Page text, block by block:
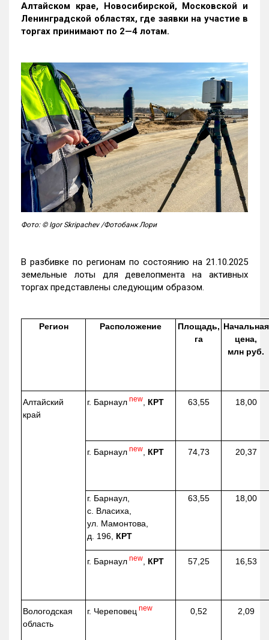
Алтайском крае, Новосибирской, Московской и
Ленинградской областях, где заявки на участие в
торгах принимают по 2—4 лотам.
Фото: © Igor Skripachev /Фотобанк Лори
В разбивке по регионам по состоянию на 21.10.2025
земельные лоты для девелопмента на активных
торгах представлены следующим образом.
Регион Расположение
Площадь,
га
Начальная
цена,
млн руб.
Алтайский
край
г. Барнаул new КРТ 63,55 18,00
г. Барнаул new КРТ 74,73 20,37
г. Барнаул,
с. Власиха,
ул. Мамонтова,
д. 196, КРТ
63,55 18,00
г. Барнаул new КРТ 57,25 16,53
Вологодская
область
г. Череповец new 0,52 2,09